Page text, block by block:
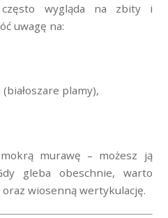
wygląda na zbity i
uwagę na:
plamy),
murawę – możesz ją
gleba obeschnie, warto
wiosenną wertykulację.